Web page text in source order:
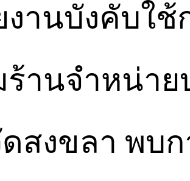
านบังคับใ
านจำหน่า
สงขลา พบ